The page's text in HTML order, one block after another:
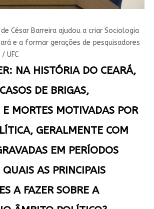
César Barreira ajudou a criar Sociologia
e a formar gerações de pesquisadores
UFC
NA HISTÓRIA DO CEARÁ,
DE BRIGAS,
MORTES MOTIVADAS POR
GERALMENTE COM
EM PERÍODOS
AS PRINCIPAIS
A FAZER SOBRE A